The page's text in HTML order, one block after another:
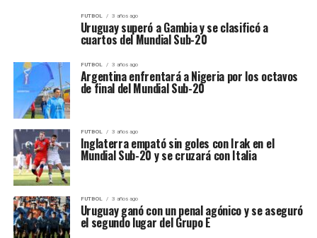
FUTBOL 3 años ago
Uruguay superó a Gambia y se clasificó a
cuartos del Mundial Sub-20
FUTBOL 3 años ago
Argentina enfrentará a Nigeria por los octavos
de final del Mundial Sub-20
FUTBOL 3 años ago
Inglaterra empató sin goles con Irak en el
Mundial Sub-20 y se cruzará con Italia
FUTBOL 3 años ago
Uruguay ganó con un penal agónico y se aseguró
el segundo lugar del Grupo E